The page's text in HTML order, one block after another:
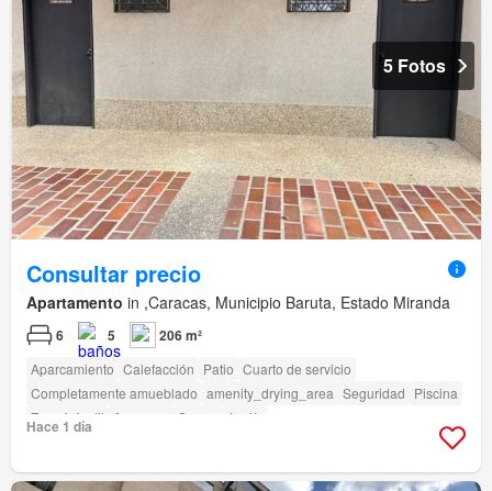
5 Fotos
Consultar precio
Apartamento in ,Caracas, Municipio Baruta, Estado Miranda
6 5 206 m²
Aparcamiento Calefacción Patio Cuarto de servicio
Completamente amueblado amenity_drying_area Seguridad Piscina
Zona infantil
Ascensor Sauna Jardín
Hace 1 día